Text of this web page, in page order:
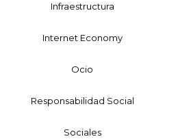
Infraestructura
Internet Economy
Ocio
Responsabilidad Social
Sociales